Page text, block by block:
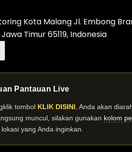
Kota Malang Jl. Embong
Timur 65119, Indonesia
Pantauan Live
tombol KLIK DISINI , Anda akan
muncul, silakan gunakan kolom
yang Anda inginkan.